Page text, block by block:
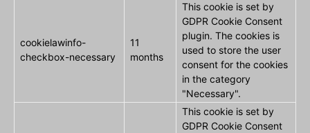
cookielawinfo-
checkbox-necessary
11
months
This cookie is set by
GDPR Cookie Consent
plugin. The cookies is
used to store the user
consent for the cookies
in the category
"Necessary".
This cookie is set by
GDPR Cookie Consent